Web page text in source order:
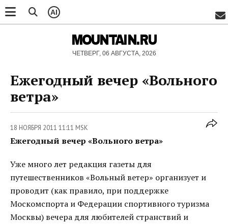
AI
MOUNTAIN.RU
ЧЕТВЕРГ, 06 АВГУСТА, 2026
Ежегодный вечер «Вольного
ветра»
18 НОЯБРЯ 2011 11:11 MSK
Ежегодный вечер «Вольного ветра»
Уже много лет редакция газеты для
путешественников «Вольный ветер» организует и
проводит (как правило, при поддержке
Москомспорта и Федерации спортивного туризма
Москвы) вечера для любителей странствий и